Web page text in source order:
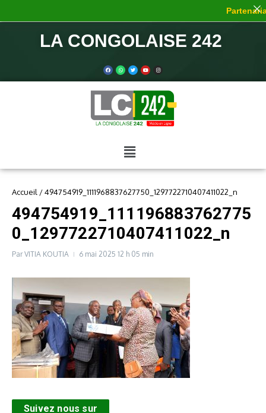
LA CONGOLAISE 242
Accueil /494754919_1111968837627750_1297722710407411022_n
494754919_111196883762775
0_1297722710407411022_n
ParVITIA KOUTIA 6 mai 2025 12 h 05 min
Suivez nous sur